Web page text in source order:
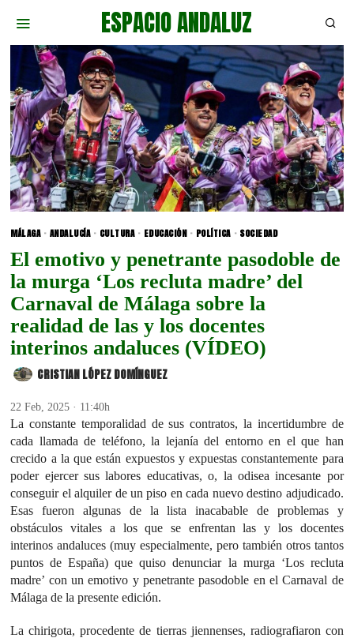
ESPACIO ANDALUZ
MÁLAGA · ANDALUCÍA · CULTURA · EDUCACIÓN · POLÍTICA · SOCIEDAD
El emotivo y penetrante pasodoble de
la murga ‘Los recluta madre’ del
Carnaval de Málaga sobre la
realidad de las y los docentes
interinos andaluces (VÍDEO)
CRISTIAN LÓPEZ DOMÍNGUEZ
22 Feb, 2025 · 11:40h
La constante temporalidad de sus contratos, la incertidumbre de
cada llamada de teléfono, la lejanía del entorno en el que han
crecido a la que están expuestos y expuestas constantemente para
poder ejercer sus labores educativas, o, la odisea incesante por
conseguir el alquiler de un piso en cada nuevo destino adjudicado.
Esas fueron algunas de la lista inacabable de problemas y
obstáculos vitales a los que se enfrentan las y los docentes
interinos andaluces (muy especialmente, pero también otros tantos
puntos de España) que quiso denunciar la murga ‘Los recluta
madre’ con un emotivo y penetrante pasodoble en el Carnaval de
Málaga de la presente edición.
La chirigota, procedente de tierras jiennenses, radiografiaron con